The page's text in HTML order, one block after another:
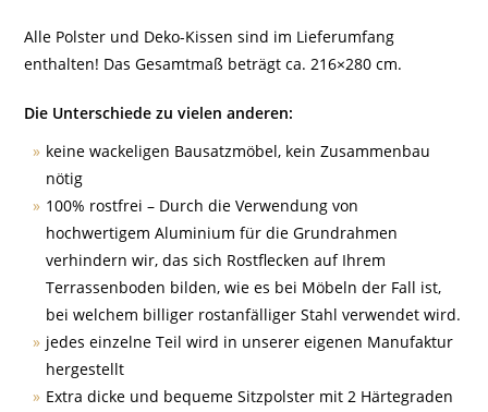
Alle Polster und Deko-Kissen sind im Lieferumfang
enthalten! Das Gesamtmaß beträgt ca. 216×280 cm.
Die Unterschiede zu vielen anderen:
keine wackeligen Bausatzmöbel, kein Zusammenbau
nötig
100% rostfrei – Durch die Verwendung von
hochwertigem Aluminium für die Grundrahmen
verhindern wir, das sich Rostflecken auf Ihrem
Terrassenboden bilden, wie es bei Möbeln der Fall ist,
bei welchem billiger rostanfälliger Stahl verwendet wird.
jedes einzelne Teil wird in unserer eigenen Manufaktur
hergestellt
Extra dicke und bequeme Sitzpolster mit 2 Härtegraden